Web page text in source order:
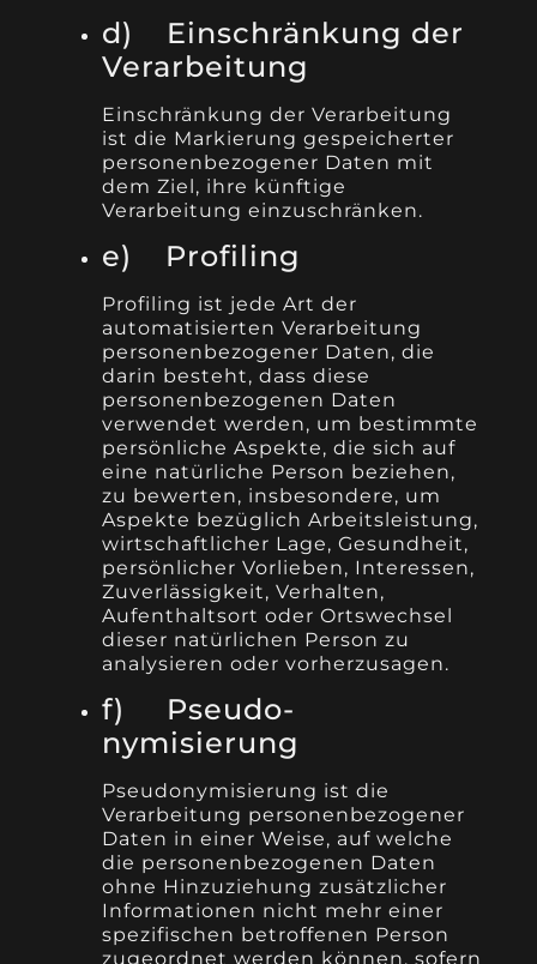
d) Einschränkung der
Verarbeitung
Einschränkung der Verarbeitung
ist die Markierung gespeicherter
personenbezogener Daten mit
dem Ziel, ihre künftige
Verarbeitung einzuschränken.
e) Profiling
Profiling ist jede Art der
automatisierten Verarbeitung
personenbezogener Daten, die
darin besteht, dass diese
personenbezogenen Daten
verwendet werden, um bestimmte
persönliche Aspekte, die sich auf
eine natürliche Person beziehen,
zu bewerten, insbesondere, um
Aspekte bezüglich Arbeitsleistung,
wirtschaftlicher Lage, Gesundheit,
persönlicher Vorlieben, Interessen,
Zuverlässigkeit, Verhalten,
Aufenthaltsort oder Ortswechsel
dieser natürlichen Person zu
analysieren oder vorherzusagen.
f) Pseudo-
nymisierung
Pseudonymisierung ist die
Verarbeitung personenbezogener
Daten in einer Weise, auf welche
die personenbezogenen Daten
ohne Hinzuziehung zusätzlicher
Informationen nicht mehr einer
spezifischen betroffenen Person
zugeordnet werden können, sofern